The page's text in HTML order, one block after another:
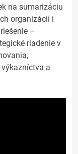
na sumarizáciu
organizácií i
–
riadenie v
a